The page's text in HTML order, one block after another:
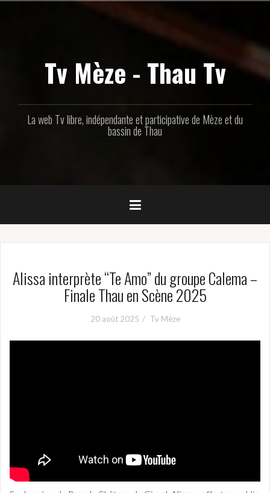
Tv Mèze - Thau Tv
La web Tv libre, indépendante et participative de Mèze et du
bassin de Thau
Alissa interprète “Te Amo” du groupe Calema –
Finale Thau en Scène 2025
20 août 2025 Tv Mèze